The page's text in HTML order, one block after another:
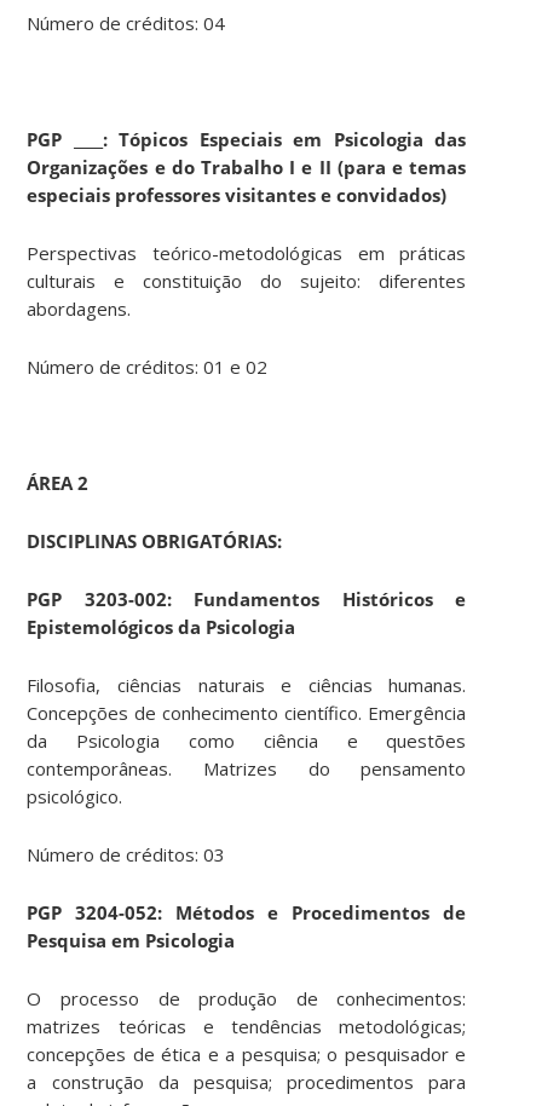
Número de créditos: 04
PGP ____: Tópicos Especiais em Psicologia das
Organizações e do Trabalho I e II (para e temas
especiais professores visitantes e convidados)
Perspectivas teórico-metodológicas em práticas
culturais e constituição do sujeito: diferentes
abordagens.
Número de créditos: 01 e 02
ÁREA 2
DISCIPLINAS OBRIGATÓRIAS:
PGP 3203-002: Fundamentos Históricos e
Epistemológicos da Psicologia
Filosofia, ciências naturais e ciências humanas.
Concepções de conhecimento científico. Emergência
da Psicologia como ciência e questões
contemporâneas. Matrizes do pensamento
psicológico.
Número de créditos: 03
PGP 3204-052: Métodos e Procedimentos de
Pesquisa em Psicologia
O processo de produção de conhecimentos:
matrizes teóricas e tendências metodológicas;
concepções de ética e a pesquisa; o pesquisador e
a construção da pesquisa; procedimentos para